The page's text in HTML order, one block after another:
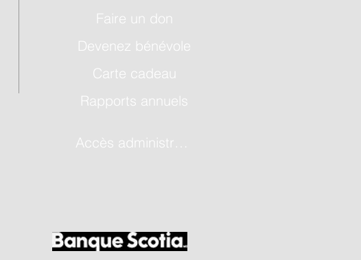
Devenez bénévole
Faire un don
Carte cadeau
Rapports annuels
Accès administrateur